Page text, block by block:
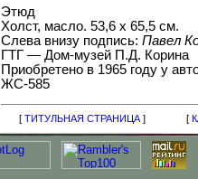
Этюд
Холст, масло. 53,6 х 65,5 см.
Слева внизу подпись: Павел
ГТГ — Дом-музей П.Д. Корина
Приобретено в 1965 году у
ЖС-585
[ ТИТУЛЬНАЯ СТРАНИЦА] [